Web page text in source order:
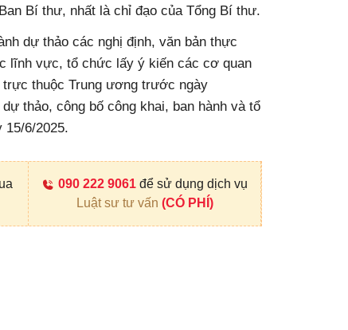
Bí thư, nhất là chỉ đạo của Tổng Bí thư.
dự thảo các nghị định, văn bản thực
lĩnh vực, tổ chức lấy ý kiến các cơ quan
thuộc Trung ương trước ngày
thảo, công bố công khai, ban hành và tổ
6/2025.
090 222 9061 để sử dụng dịch vụ
Luật sư tư vấn (CÓ PHÍ)